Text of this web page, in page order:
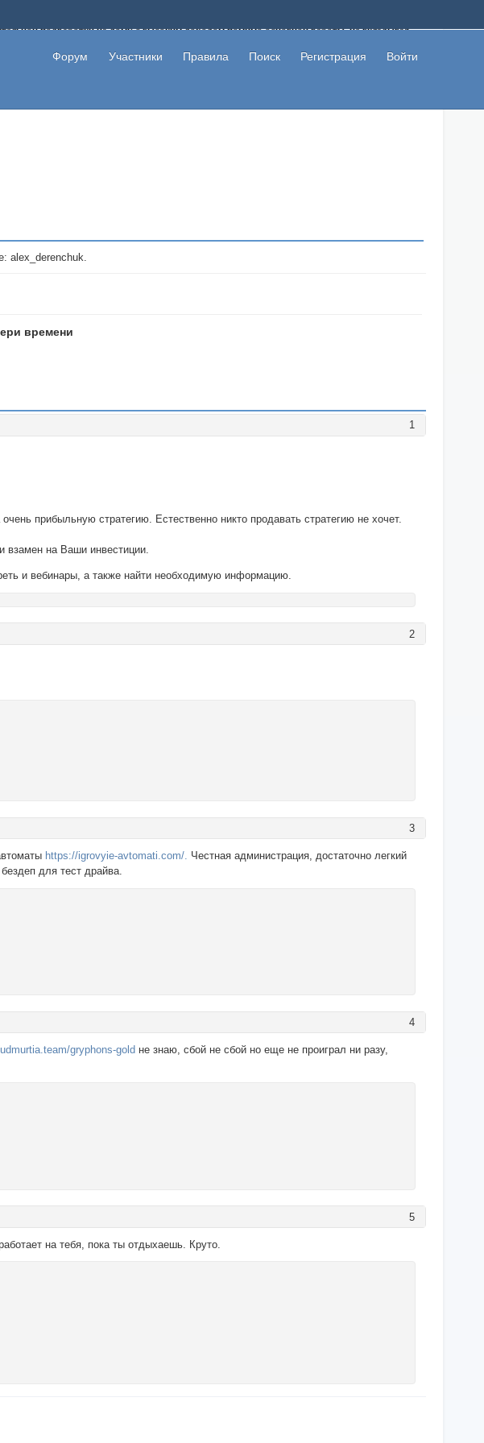
подработки на дому с высоким доходом помимо основной работы, не вкладывая
чтобы другие пользователи не попались на развод. Вы сможете начать зарабатывать
ссылками и первая прибыль не заставит себя долго ждать.
Форум Участники Правила Поиск Регистрация Войти
времени
1
прибыльную стратегию. Естественно никто продавать стратегию не хочет.
взамен на Ваши инвестиции.
и вебинары, а также найти необходимую информацию.
2
3
https://igrovyie-avtomati.com/. Честная администрация, достаточно легкий
для тест драйва.
4
gryphons-gold не знаю, сбой не сбой но еще не проиграл ни разу,
5
на тебя, пока ты отдыхаешь. Круто.